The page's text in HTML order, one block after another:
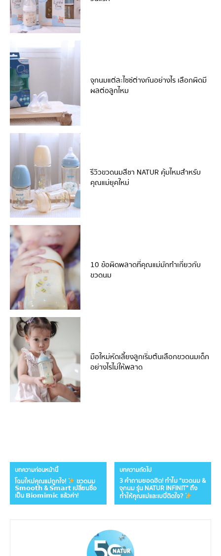
จุกนมแต่ละไซซ์ต่างกันอย่างไร เลือกผิดมี
ผลต่อลูกไหม
รีวิวขวดนมสีชา NATUR คุ้มไหมสำหรับ
คุณแม่ยุคใหม่
10 ข้อผิดพลาดที่คุณแม่มักทำเกี่ยวกับ
ขวดนม
มือใหม่หัดเลี้ยงลูกเริ่มต้นเลือกขวดนมเด็ก
อย่างไรไม่ให้พลาด
บทความก่อนหน้านี้
โฉมใหม่คุณแม่ถูกใจ! ขวดนม
𝗦𝗺𝗼𝗼𝘁𝗵 & 𝗦𝗺𝗮𝗿𝘁 เปลี่ยนชื่อ
เป็น 𝗕𝗶𝗼𝗺𝗶𝗺𝗶𝗰 แล้วค่า!
บทความถัดไป
3 คำถามยอดฮิต! ทำไม “ขวดนม &
จุกนม รุ่น NATUR INFINIT” ถึง
ทำให้คุณแม่และเบบี๋ติดใจ?